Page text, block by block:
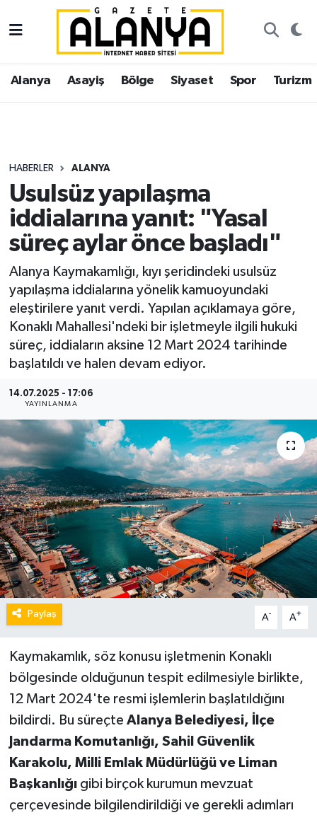
Alanya Asayiş Bölge Siyaset Spor Turizm
HABERLER ALANYA
Usulsüz yapılaşma
iddialarına yanıt: "Yasal
süreç aylar önce başladı"
Alanya Kaymakamlığı, kıyı şeridindeki usulsüz
yapılaşma iddialarına yönelik kamuoyundaki
eleştirilere yanıt verdi. Yapılan açıklamaya göre,
Konaklı Mahallesi'ndeki bir işletmeyle ilgili hukuki
süreç, iddiaların aksine 12 Mart 2024 tarihinde
başlatıldı ve halen devam ediyor.
14.07.2025 - 17:06
YAYINLANMA
Paylaş A- A+
Kaymakamlık, söz konusu işletmenin Konaklı
bölgesinde olduğunun tespit edilmesiyle birlikte,
12 Mart 2024'te resmi işlemlerin başlatıldığını
bildirdi. Bu süreçte Alanya Belediyesi, İlçe
Jandarma Komutanlığı, Sahil Güvenlik
Karakolu, Milli Emlak Müdürlüğü ve Liman
Başkanlığıgibi birçok kurumun mevzuat
çerçevesinde bilgilendirildiği ve gerekli adımları
Alanya
Asayiş
Siyaset
Spor
Ekonomi
Gazipaşa
İstanbul Nöbetçi Eczaneler
İstanbul Hava Durumu
Süper Lig Puan Durumu ve Fikstür
Tüm Manşetler
Son Dakika Haberleri
Haber Arşivi